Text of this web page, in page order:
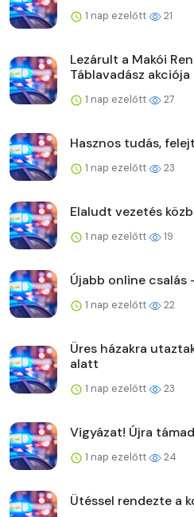
1 nap ezelőtt 21
Lezárult a Makói
Táblavadász akciója
1 nap ezelőtt 27
Hasznos tudás,
1 nap ezelőtt 23
Elaludt vezetés
1 nap ezelőtt 19
Újabb online csalás
1 nap ezelőtt 22
Üres házakra
alatt
1 nap ezelőtt 23
Vigyázat! Újra
1 nap ezelőtt 24
Ütéssel rendezte a